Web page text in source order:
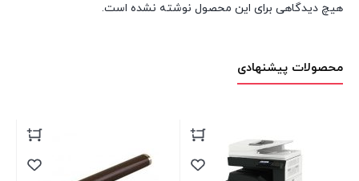
هیچ دیدگاهی برای این محصول نوشته نشده است.
محصولات پیشنهادی